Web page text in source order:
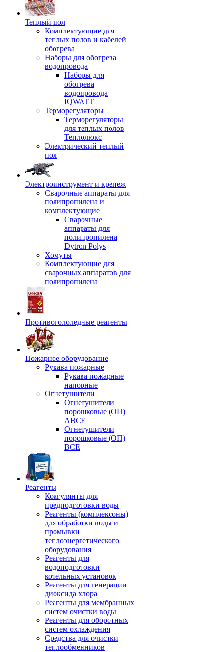
Теплый пол
Комплектующие для
теплых полов и кабелей
обогрева
Наборы для обогрева
водопровода
Наборы для
обогрева
водопровода
IQWATT
Терморегуляторы
Терморегуляторы
для теплых полов
Теплолюкс
Электрический теплый
пол
Электроинструмент и крепеж
Сварочные аппараты для
полипропилена и
комплектующие
Сварочные
аппараты для
полипропилена
Dytron Polys
Хомуты
Комплектующие для
сварочных аппаратов для
полипропилена
Противогололедные реагенты
Пожарное оборудование
Рукава пожарные
Рукава пожарные
напорные
Огнетушители
Огнетушители
порошковые (ОП)
АВСЕ
Огнетушители
порошковые (ОП)
ВСЕ
Реагенты
Коагулянты для
предподготовки воды
Реагенты (комплексоны)
для обработки воды и
промывки
теплоэнергетического
оборудования
Реагенты для
водоподготовки
котельных установок
Реагенты для генерации
диоксида хлора
Реагенты для мембранных
систем очистки воды
Реагенты для оборотных
систем охлаждения
Средства для очистки
теплообменников